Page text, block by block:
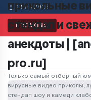
08.08.2026
BREAKINGМужчина в
прикольные
стендап и
анекдоты |
pro.ru]
Только самый отборный
вирусные видео приколы,
стендап шоу и камеди